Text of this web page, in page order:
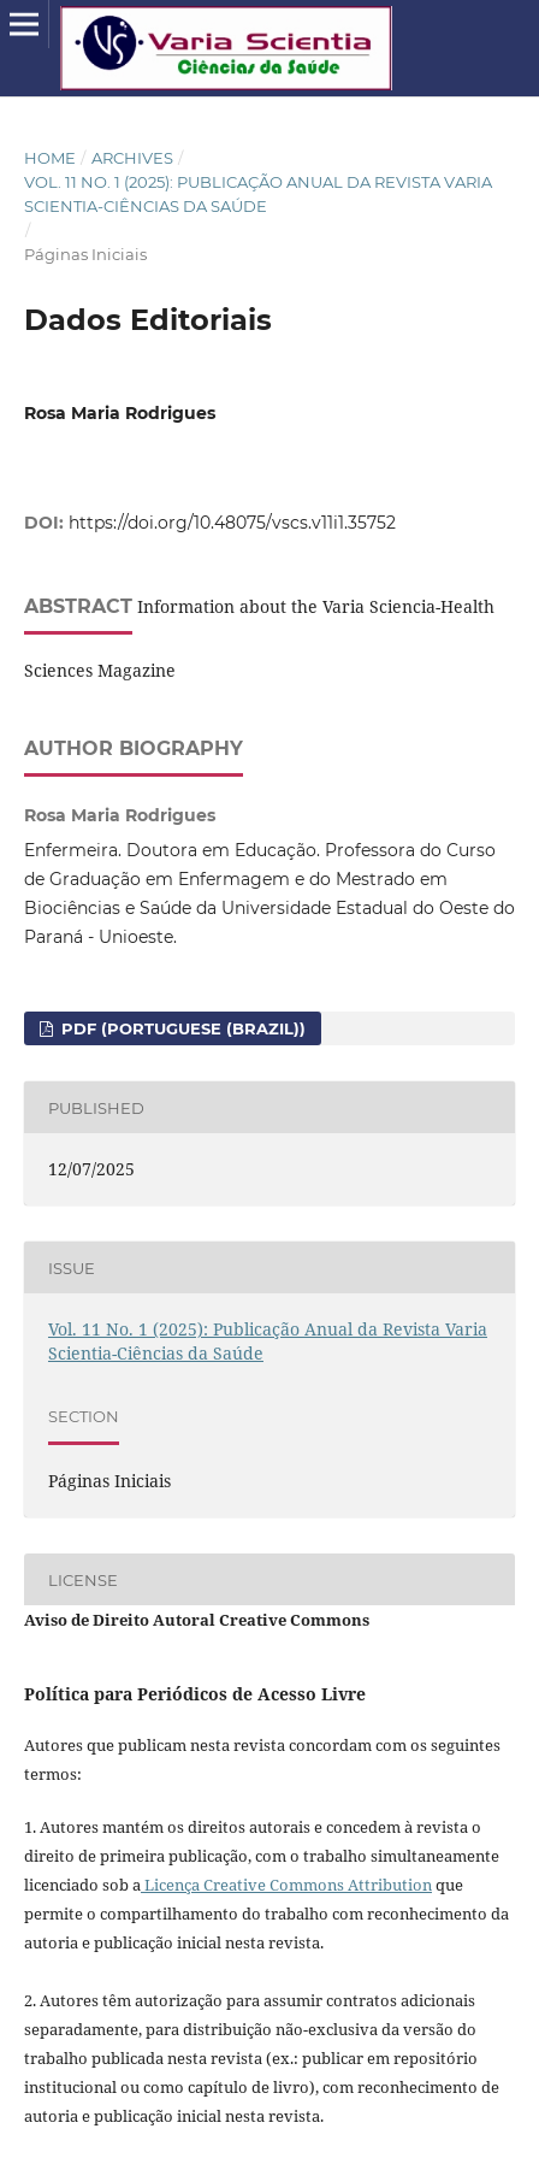
HOME / ARCHIVES /
VOL. 11 NO. 1 (2025): PUBLICAÇÃO ANUAL DA REVISTA VARIA
SCIENTIA-CIÊNCIAS DA SAÚDE
/
Páginas Iniciais
Dados Editoriais
Rosa Maria Rodrigues
DOI: https://doi.org/10.48075/vscs.v11i1.35752
ABSTRACTInformation about the Varia Sciencia-Health
Sciences Magazine
AUTHOR BIOGRAPHY
Rosa Maria Rodrigues
Enfermeira. Doutora em Educação. Professora do Curso
de Graduação em Enfermagem e do Mestrado em
Biociências e Saúde da Universidade Estadual do Oeste do
Paraná - Unioeste.
PDF (PORTUGUESE (BRAZIL))
PUBLISHED
12/07/2025
ISSUE
Vol. 11 No. 1 (2025): Publicação Anual da Revista Varia
Scientia-Ciências da Saúde
SECTION
Páginas Iniciais
LICENSE
Aviso de Direito Autoral Creative Commons
Política para Periódicos de Acesso Livre
Autores que publicam nesta revista concordam com os seguintes
termos:
1. Autores mantém os direitos autorais e concedem à revista o
direito de primeira publicação, com o trabalho simultaneamente
licenciado sob aLicença Creative Commons Attributionque
permite o compartilhamento do trabalho com reconhecimento da
autoria e publicação inicial nesta revista.
2. Autores têm autorização para assumir contratos adicionais
separadamente, para distribuição não-exclusiva da versão do
trabalho publicada nesta revista (ex.: publicar em repositório
institucional ou como capítulo de livro), com reconhecimento de
autoria e publicação inicial nesta revista.